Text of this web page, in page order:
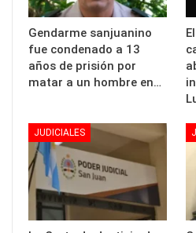
Gendarme sanjuanino
fue condenado a 13
años de prisión por
matar a un hombre en…
JUDICIALES